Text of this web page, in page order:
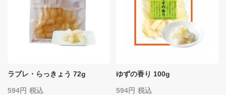
ラブレ・らっきょう 72g
594 税込
ゆずの香り 100g
594 税込